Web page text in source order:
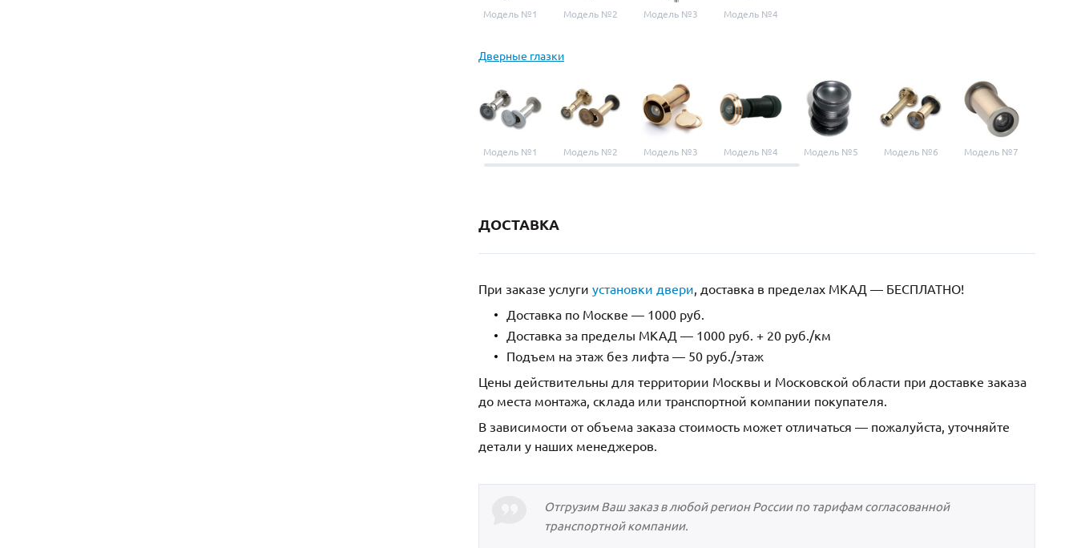
Модель №1 Модель №2 Модель №3 Модель №4
Дверные глазки
Модель №1 Модель №2 Модель №3 Модель №4 Модель №5 Модель №6 Модель №7
ДОСТАВКА
При заказе услуги установки двери, доставка в пределах МКАД — БЕСПЛАТНО!
Доставка по Москве — 1000 руб.
Доставка за пределы МКАД — 1000 руб. + 20 руб./км
Подъем на этаж без лифта — 50 руб./этаж
Цены действительны для территории Москвы и Московской области при доставке заказа
до места монтажа, склада или транспортной компании покупателя.
В зависимости от объема заказа стоимость может отличаться — пожалуйста, уточняйте
детали у наших менеджеров.
Отгрузим Ваш заказ в любой регион России по тарифам согласованной
транспортной компании.